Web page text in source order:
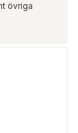
övriga